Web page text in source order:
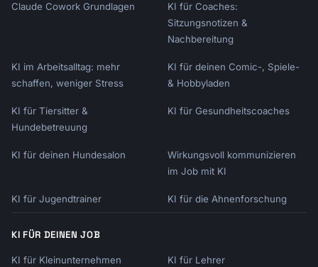
Claude Cowork Grundlagen
KI für Coaches:
Sitzungsnotizen &
Nachbereitung
KI im Arbeitsalltag: mehr
schaffen, weniger Stress
KI für deinen Comic-, Spiele-
& Hobbyladen
KI für Tiersitter &
Hundebetreuung
KI für Gesundheitscoaches
KI für deinen Hundesalon
Wirkungsvoll kommunizieren
im Job mit KI
KI für Jugendtrainer KI für die Ahnenforschung
KI FÜR DEINEN JOB
KI für Kleinunternehmen KI für Lehrer